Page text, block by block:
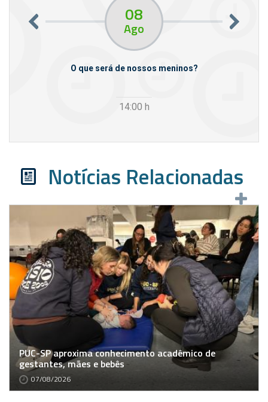
08
Ago
O que será de nossos meninos?
14:00 h
Notícias Relacionadas
PUC-SP aproxima conhecimento acadêmico de
gestantes, mães e bebês
07/08/2026